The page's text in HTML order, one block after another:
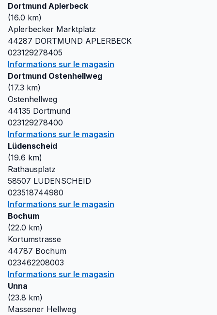
Dortmund Aplerbeck
(16.0 km)
Aplerbecker Marktplatz
44287 DORTMUND APLERBECK
023129278405
Informations sur le magasin
Dortmund Ostenhellweg
(17.3 km)
Ostenhellweg
44135 Dortmund
023129278400
Informations sur le magasin
Lüdenscheid
(19.6 km)
Rathausplatz
58507 LUDENSCHEID
023518744980
Informations sur le magasin
Bochum
(22.0 km)
Kortumstrasse
44787 Bochum
023462208003
Informations sur le magasin
Unna
(23.8 km)
Massener Hellweg